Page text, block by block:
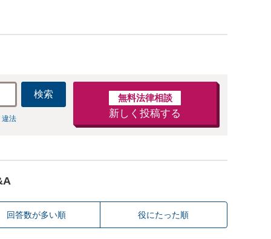
検索
違法
無料法律相談
新しく投稿する
回答数が多い順 役にたった順